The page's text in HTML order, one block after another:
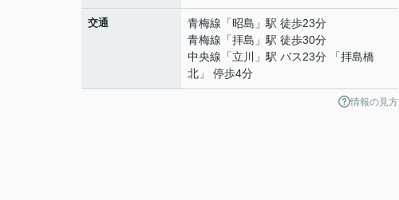
交通 青梅線 「昭島 」駅 徒歩23分
青梅線 「拝島 」駅 徒歩30分
中央線 「立川
」駅 バス23分 「拝島橋
北」 停歩4分
情報の見方